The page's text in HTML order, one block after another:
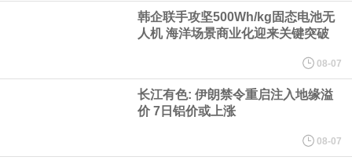
言”，他对赫格塞思所做的工作“非常满意”。
据报道，威刚近日在法说会上表示，在需求增加、价格走高及货源
稳定的三大有利因素带动下，预期第3季度营运将优于第2季度，并
韩企联手攻坚500Wh/kg固态电池无
人机 海洋场景商业化迎来关键突破
08-07
长江有色: 伊朗禁令重启注入地缘溢
价 7日铝价或上涨
08-07